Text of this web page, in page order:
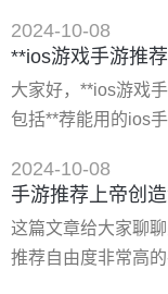
地址： 类型：安卓
大小：19.20m 语
分）：★★★★★ 游戏
中玩家要在擂台上
2024-10-08
**ios游戏手游推
大家好，**ios游戏
包括**荐能用的ios
手游模拟器的一些
找不到哦，下面我
日期[图]-手游攻略-
2024-10-08
手游推荐上帝创
这篇文章给大家聊
推荐自由度非常高